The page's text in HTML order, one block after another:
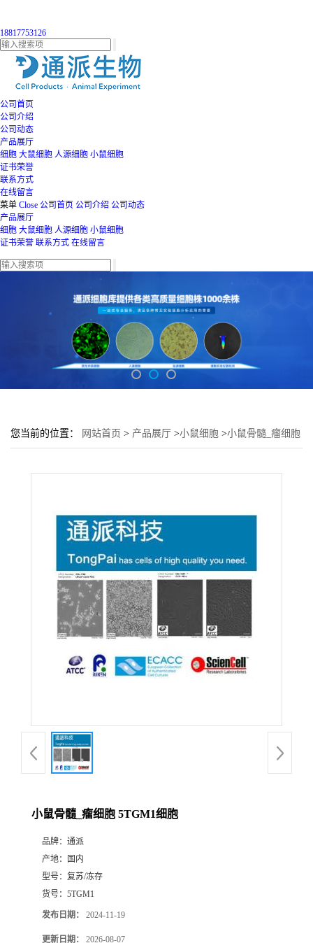
18817753126
公司首页
公司介绍
公司动态
产品展厅
细胞 大鼠细胞 人源细胞 小鼠细胞
证书荣誉
联系方式
在线留言
菜单 Close 公司首页 公司介绍 公司动态
产品展厅
细胞 大鼠细胞 人源细胞 小鼠细胞
证书荣誉 联系方式 在线留言
您当前的位置： 网站首页 > 产品展厅 >小鼠细胞 >小鼠骨髓_瘤细胞
小鼠骨髓_瘤细胞 5TGM1细胞
品牌： 通派
产地：
国内
型号： 复苏/冻存
货号： 5TGM1
发布日期： 2024-11-19
更新日期： 2026-08-07